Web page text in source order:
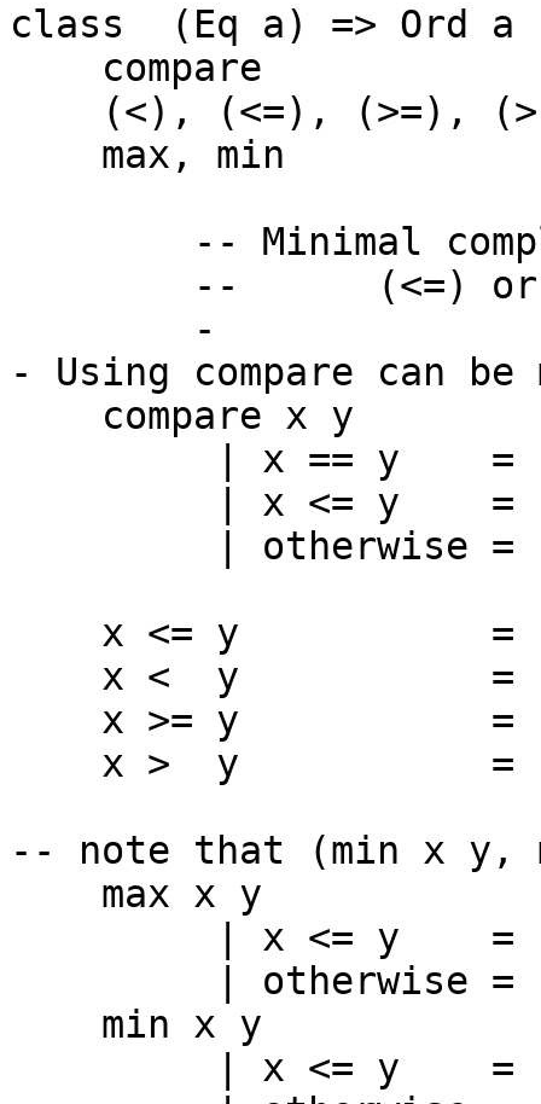
class (Eq a) => Ord a
compare :: a
(<), (<=), (>=),
max, min ::
-- Minimal
-- (<=) or
-
- Using compare can
compare x y
| x == y =
| x <= y =
| otherwise =
x <= y =
x < y =
x >= y =
x > y =
-- note that (min x y,
max x y
| x <= y =
| otherwise =
min x y
| x <= y =